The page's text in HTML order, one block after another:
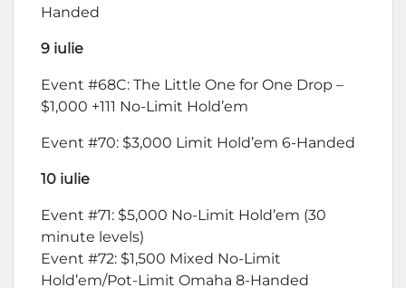
Handed
9 iulie
Event #68C: The Little One for One Drop –
$1,000 +111 No-Limit Hold’em
Event #70: $3,000 Limit Hold’em 6-Handed
10 iulie
Event #71: $5,000 No-Limit Hold’em (30
minute levels)
Event #72: $1,500 Mixed No-Limit
Hold’em/Pot-Limit Omaha 8-Handed